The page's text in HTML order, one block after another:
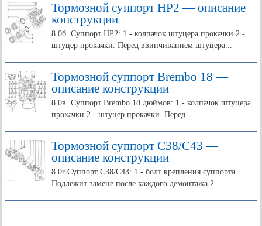
Тормозной суппорт НР2 — описание
конструкции
8.0б. Суппорт НР2: 1 - колпачок штуцера прокачки 2 -
штуцер прокачки. Перед ввинчиванием штуцера...
Тормозной суппорт Brembo 18 —
описание конструкции
8.0в. Суппорт Brembo 18 дюймов: 1 - колпачок штуцера
прокачки 2 - штуцер прокачки. Перед...
Тормозной суппорт С38/С43 —
описание конструкции
8.0r Суппорт С38/С43: 1 - болт крепления суппорта.
Подлежит замене после каждого демонтажа 2 -...